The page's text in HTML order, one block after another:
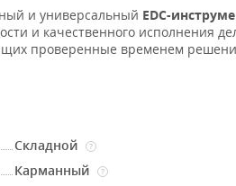
и универсальный EDC-
и качественного исполнения
проверенные временем
Складной ?
Карманный ?